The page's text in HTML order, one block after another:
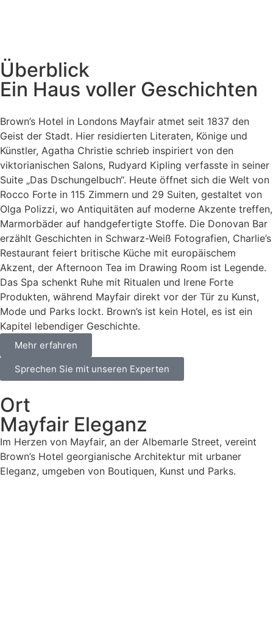
Überblick
Ein Haus voller Geschichten
Brown’s Hotel in Londons Mayfair atmet seit 1837 den
Geist der Stadt. Hier residierten Literaten, Könige und
Künstler, Agatha Christie schrieb inspiriert von den
viktorianischen Salons, Rudyard Kipling verfasste in seiner
Suite „Das Dschungelbuch“. Heute öffnet sich die Welt von
Rocco Forte in 115 Zimmern und 29 Suiten, gestaltet von
Olga Polizzi, wo Antiquitäten auf moderne Akzente treffen,
Marmorbäder auf handgefertigte Stoffe. Die Donovan Bar
erzählt Geschichten in Schwarz-Weiß Fotografien, Charlie’s
Restaurant feiert britische Küche mit europäischem
Akzent, der Afternoon Tea im Drawing Room ist Legende.
Das Spa schenkt Ruhe mit Ritualen und Irene Forte
Produkten, während Mayfair direkt vor der Tür zu Kunst,
Mode und Parks lockt. Brown’s ist kein Hotel, es ist ein
Kapitel lebendiger Geschichte.
Mehr erfahren
Sprechen Sie mit unseren Experten
Ort
Mayfair Eleganz
Im Herzen von Mayfair, an der Albemarle Street, vereint
Brown’s Hotel georgianische Architektur mit urbaner
Eleganz, umgeben von Boutiquen, Kunst und Parks.